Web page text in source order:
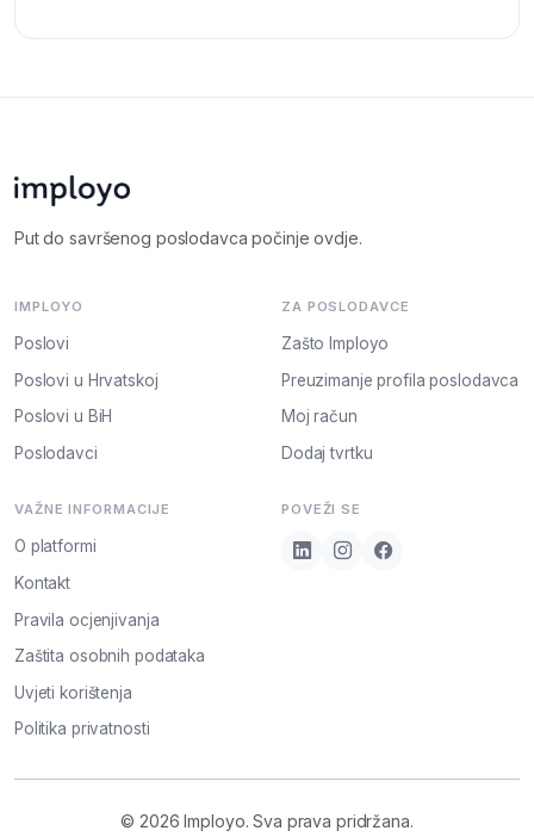
Put do savršenog poslodavca počinje ovdje.
IMPLOYO
Poslovi
Poslovi u Hrvatskoj
Poslovi u BiH
Poslodavci
ZA POSLODAVCE
Zašto Imployo
Preuzimanje profila poslodavca
Moj račun
Dodaj tvrtku
VAŽNE INFORMACIJE
O platformi
Kontakt
Pravila ocjenjivanja
Zaštita osobnih podataka
Uvjeti korištenja
Politika privatnosti
POVEŽI SE
© 2026 Imployo. Sva prava pridržana.